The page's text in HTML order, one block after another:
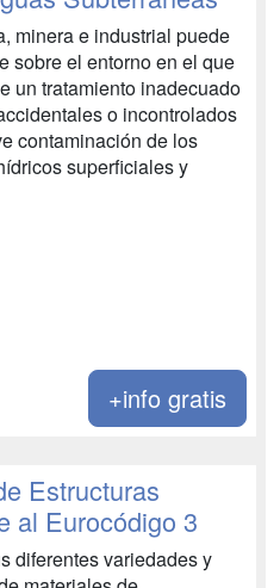
minera e industrial puede
sobre el entorno en el que
un tratamiento inadecuado
o incontrolados
contaminación de los
superficiales y
+info gratis
Estructuras
al Eurocódigo 3
diferentes variedades y